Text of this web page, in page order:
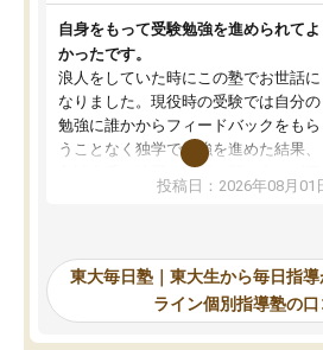
自身をもって受験勉強を進められてよ
かったです。
浪人をしていた時にこの塾でお世話に
なりました。現役時の受験では自分の
勉強に誰かからフィードバックをもら
うことなく独学で勉強を進めた結果、
入試本番に地歴の学習が間に合わず不
合格となってしまいました。その経験
東大毎日塾にたどり着きました。学習
の長期計画や日々の勉強のやり方につ
いて客観的なアドバイスをいただけた
ので、自信をもって受験勉強を進める
投稿日：2026年08月01
東大毎日塾｜東大生から毎日指
ライン個別指導塾の